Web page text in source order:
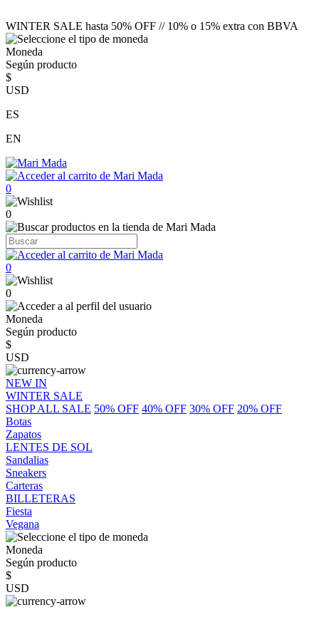
WINTER SALE hasta 50% OFF // 10% o 15% extra con BBVA
Moneda
Según producto
$
USD
ES
EN
0
0
0
0
Moneda
Según producto
$
USD
NEW IN
WINTER SALE
SHOP ALL SALE 50% OFF 40% OFF 30% OFF 20% OFF
Botas
Zapatos
LENTES DE SOL
Sandalias
Sneakers
Carteras
BILLETERAS
Fiesta
Vegana
Moneda
Según producto
$
USD